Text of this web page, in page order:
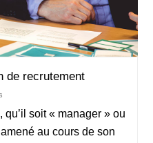
de recrutement
qu’il soit « manager » ou
au cours de son